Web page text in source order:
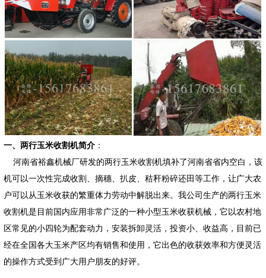
一、两行玉米收割机简介 ：
河南省裕鑫机械厂研发的两行玉米收割机填补了河南省省内空白，该
机可以一次性完成收割、摘穗、扒皮、秸秆粉碎还田等工作，让广大农
户可以从玉米收获的繁重体力劳动中解脱出来。我公司生产的两行玉米
收割机是目前国内应用非常广泛的一种小型玉米收获机械，它以农村地
区常见的小四轮为配套动力，安装拆卸灵活，投资小、收益高，目前已
经在全国各大玉米产区均有销售和使用，它出色的收获效率和方便灵活
的操作方式受到广大用户朋友的好评。